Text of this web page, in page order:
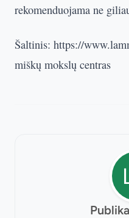
rekomenduojama ne
Šaltinis: https://
miškų mokslų centras